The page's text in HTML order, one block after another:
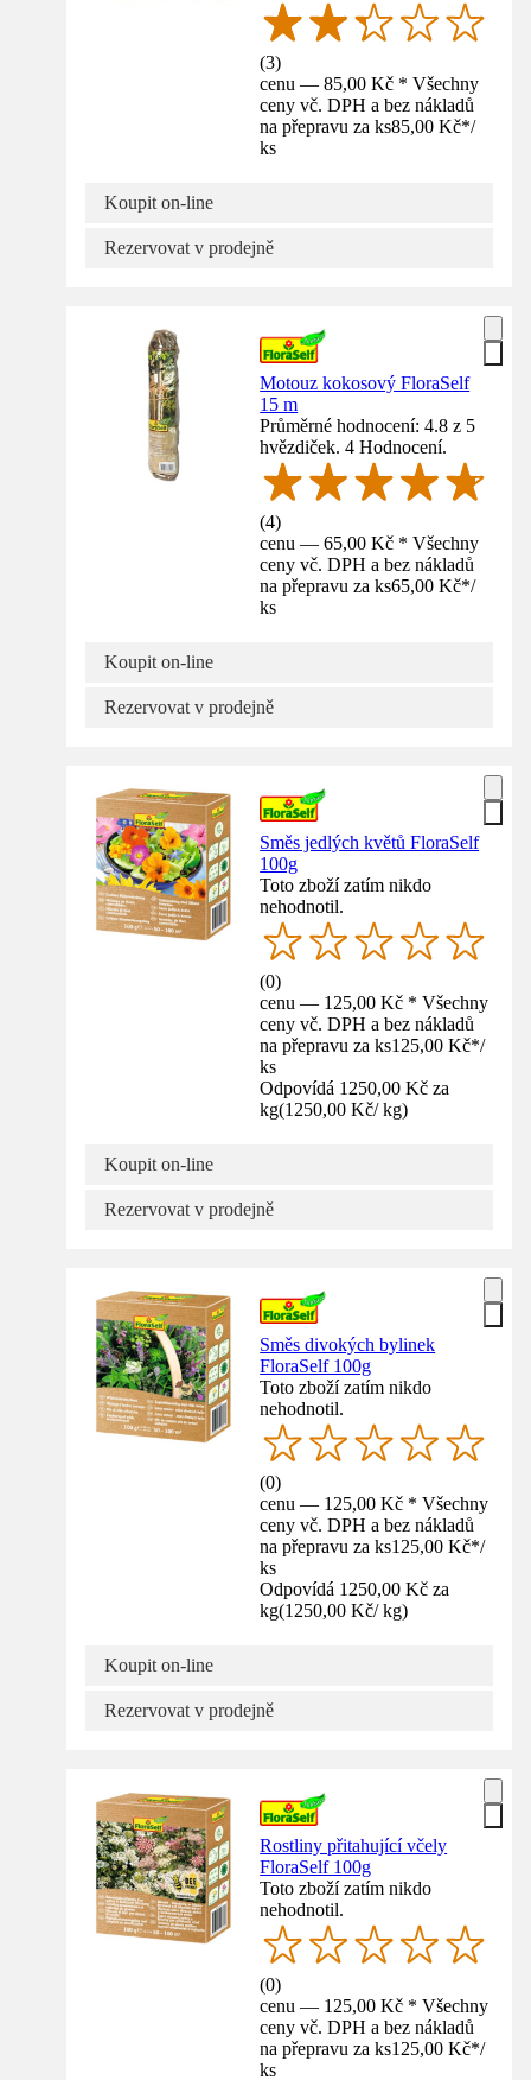
(3)
cenu — 85,00 Kč * Všechny
ceny vč. DPH a bez nákladů
na přepravu za ks85,00 Kč*/
ks
Koupit on-line
Rezervovat v prodejně
Motouz kokosový FloraSelf
15 m
Průměrné hodnocení: 4.8 z 5
hvězdiček. 4 Hodnocení.
(4)
cenu — 65,00 Kč * Všechny
ceny vč. DPH a bez nákladů
na přepravu za ks65,00 Kč*/
ks
Koupit on-line
Rezervovat v prodejně
Směs jedlých květů FloraSelf
100g
Toto zboží zatím nikdo
nehodnotil.
(0)
cenu — 125,00 Kč * Všechny
ceny vč. DPH a bez nákladů
na přepravu za ks125,00 Kč*/
ks
Odpovídá 1250,00 Kč za
kg(1250,00 Kč/ kg)
Koupit on-line
Rezervovat v prodejně
Směs divokých bylinek
FloraSelf 100g
Toto zboží zatím nikdo
nehodnotil.
(0)
cenu — 125,00 Kč * Všechny
ceny vč. DPH a bez nákladů
na přepravu za ks125,00 Kč*/
ks
Odpovídá 1250,00 Kč za
kg(1250,00 Kč/ kg)
Koupit on-line
Rezervovat v prodejně
Rostliny přitahující včely
FloraSelf 100g
Toto zboží zatím nikdo
nehodnotil.
(0)
cenu — 125,00 Kč * Všechny
ceny vč. DPH a bez nákladů
na přepravu za ks125,00 Kč*/
ks